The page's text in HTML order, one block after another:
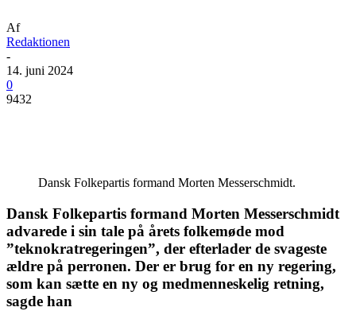
Af
Redaktionen
-
14. juni 2024
0
9432
Dansk Folkepartis formand Morten Messerschmidt.
Dansk Folkepartis formand Morten Messerschmidt
advarede i sin tale på årets folkemøde mod
”teknokratregeringen”, der efterlader de svageste
ældre på perronen. Der er brug for en ny regering,
som kan sætte en ny og medmenneskelig retning,
sagde han